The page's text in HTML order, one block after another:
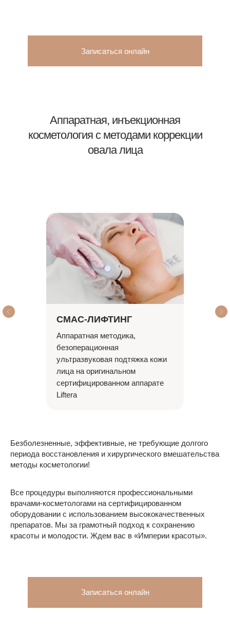
Записаться онлайн
Аппаратная, инъекционная
косметология с методами коррекции
овала лица
СМАС-ЛИФТИНГ
Аппаратная методика,
безоперационная
ультразвуковая подтяжка кожи
лица на оригинальном
сертифицированном аппарате
Liftera
Безболезненные, эффективные, не требующие долгого
периода восстановления и хирургического вмешательства
методы косметологии!
Все процедуры выполняются профессиональными
врачами-косметологами на сертифицированном
оборудовании с использованием высококачественных
препаратов. Мы за грамотный подход к сохранению
красоты и молодости. Ждем вас в «Империи красоты».
Записаться онлайн